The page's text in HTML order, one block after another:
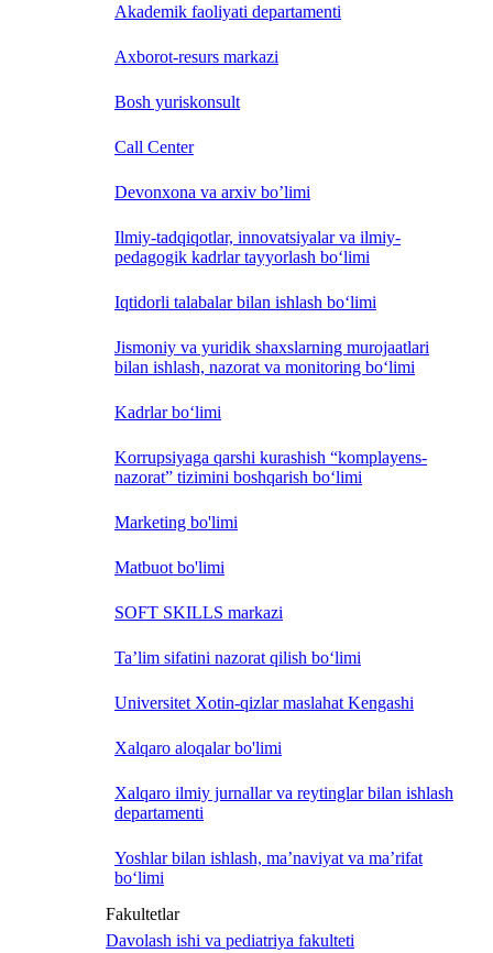
Akademik faoliyati departamenti
Axborot-resurs markazi
Bosh yuriskonsult
Call Center
Devonxona va arxiv bo’limi
Ilmiy-tadqiqotlar, innovatsiyalar va ilmiy-
pedagogik kadrlar tayyorlash bo‘limi
Iqtidorli talabalar bilan ishlash bo‘limi
Jismoniy va yuridik shaxslarning murojaatlari
bilan ishlash, nazorat va monitoring bo‘limi
Kadrlar bo‘limi
Korrupsiyaga qarshi kurashish “komplayens-
nazorat” tizimini boshqarish bo‘limi
Marketing bo'limi
Matbuot bo'limi
SOFT SKILLS markazi
Ta’lim sifatini nazorat qilish bo‘limi
Universitet Xotin-qizlar maslahat Kengashi
Xalqaro aloqalar bo'limi
Xalqaro ilmiy jurnallar va reytinglar bilan ishlash
departamenti
Yoshlar bilan ishlash, ma’naviyat va ma’rifat
bo‘limi
Fakultetlar
Davolash ishi va pediatriya fakulteti